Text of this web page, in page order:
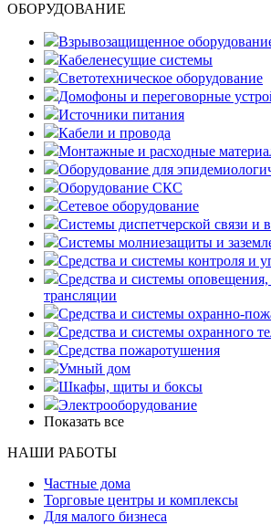
OБОРУДОВАНИЕ
Взрывозащищенное
Кабеленесущие системы
Светотехническое оборудование
Домофоны и переговорные
Источники питания
Кабели и провода
Монтажные и расходные
Оборудование для
Оборудование СКС
Сетевое оборудование
Системы диспетчерской связи и
Системы молниезащиты и
Средства и системы контроля и
Средства и системы
трансляции
Средства и системы охранно-
Средства и системы охранного
Средства пожаротушения
Умный дом
Шкафы, щиты и боксы
Электрооборудование
Показать все
НАШИ РАБОТЫ
Частные дома
Торговые центры и комплексы
Для малого бизнеса